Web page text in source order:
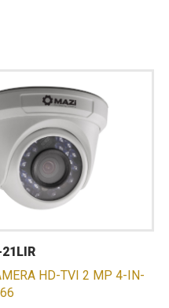
HD-TVI 2 MP 4-IN-